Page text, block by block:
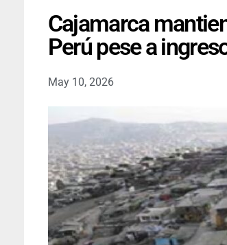
Cajamarca
Perú pese a
May 10, 2026